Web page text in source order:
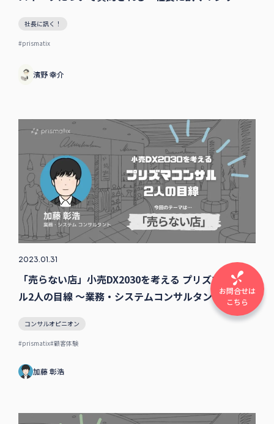
社長に訊く！
#prismatix
濱野 幸介
2023.01.31
「売らない店」小売DX2030を考える プリズマコンサ
ル2人の目線 〜業務・システムコンサルタント加藤の
コンサルオピニオン
#prismatix#顧客体験
加藤 彰浩
お問合せは
こちら